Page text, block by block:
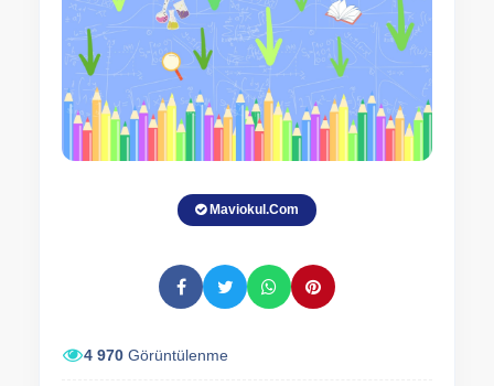
Maviokul.Com
4 970 Görüntülenme